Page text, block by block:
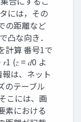
には，その
の距離など
凸な向き．
計算 番号1で
(𝑧 = 𝑑0 よ
は、ネット
のテーブル
こには、画
素における